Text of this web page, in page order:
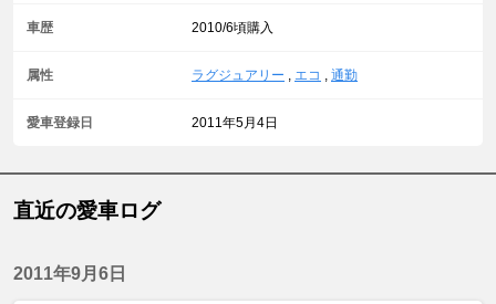
車歴 2010/6頃購入
属性 ラグジュアリー , エコ , 通勤
愛車登録日 2011年5月4日
直近の愛車ログ
2011年9月6日